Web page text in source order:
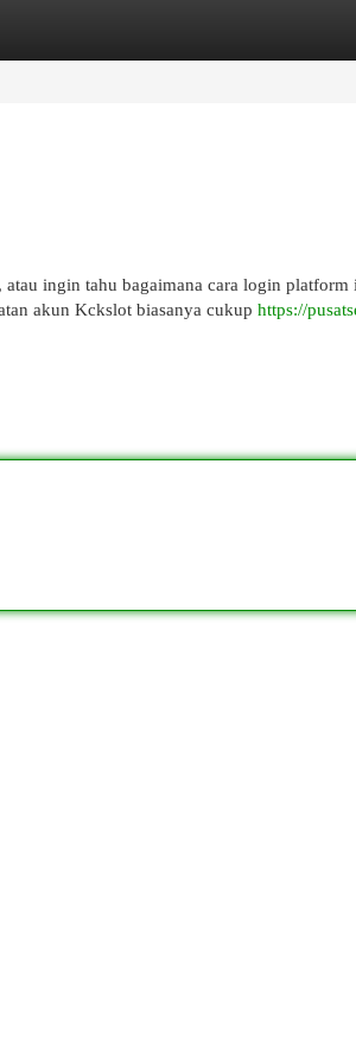
ingin tahu bagaimana cara login
akun Kckslot biasanya cukup https://